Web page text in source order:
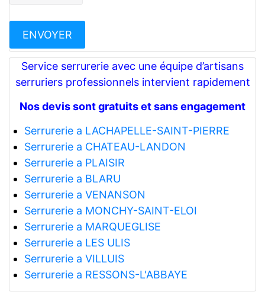
Service serrurerie avec une équipe d’artisans
serruriers professionnels intervient rapidement
Nos devis sont gratuits et sans engagement
Serrurerie a LACHAPELLE-SAINT-PIERRE
Serrurerie a CHATEAU-LANDON
Serrurerie a PLAISIR
Serrurerie a BLARU
Serrurerie a VENANSON
Serrurerie a MONCHY-SAINT-ELOI
Serrurerie a MARQUEGLISE
Serrurerie a LES ULIS
Serrurerie a VILLUIS
Serrurerie a RESSONS-L'ABBAYE